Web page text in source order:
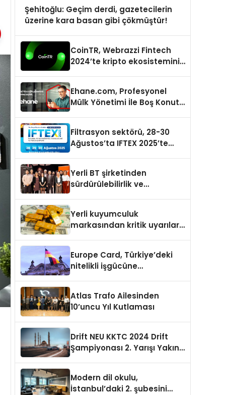
Şehitoğlu: Geçim derdi, gazetecilerin
üzerine kara basan gibi çökmüştür!
CoinTR, Webrazzi Fintech
2024’te kripto ekosisteminin
Ehane.com, Profesyonel
Mülk Yönetimi İle Boş Konut
Filtrasyon sektörü, 28-30
Ağustos’ta IFTEX 2025’te
Yerli BT şirketinden
sürdürülebilirlik ve
Yerli kuyumculuk
markasından kritik uyarılar:
Europe Card, Türkiye’deki
nitelikli işgücüne
Atlas Trafo Ailesinden
10’uncu Yıl Kutlaması
Drift NEU KKTC 2024 Drift
Şampiyonası 2. Yarışı Yakın
Modern dil okulu,
İstanbul’daki 2. şubesini